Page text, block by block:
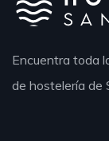
Encuentra toda
de hostelería de